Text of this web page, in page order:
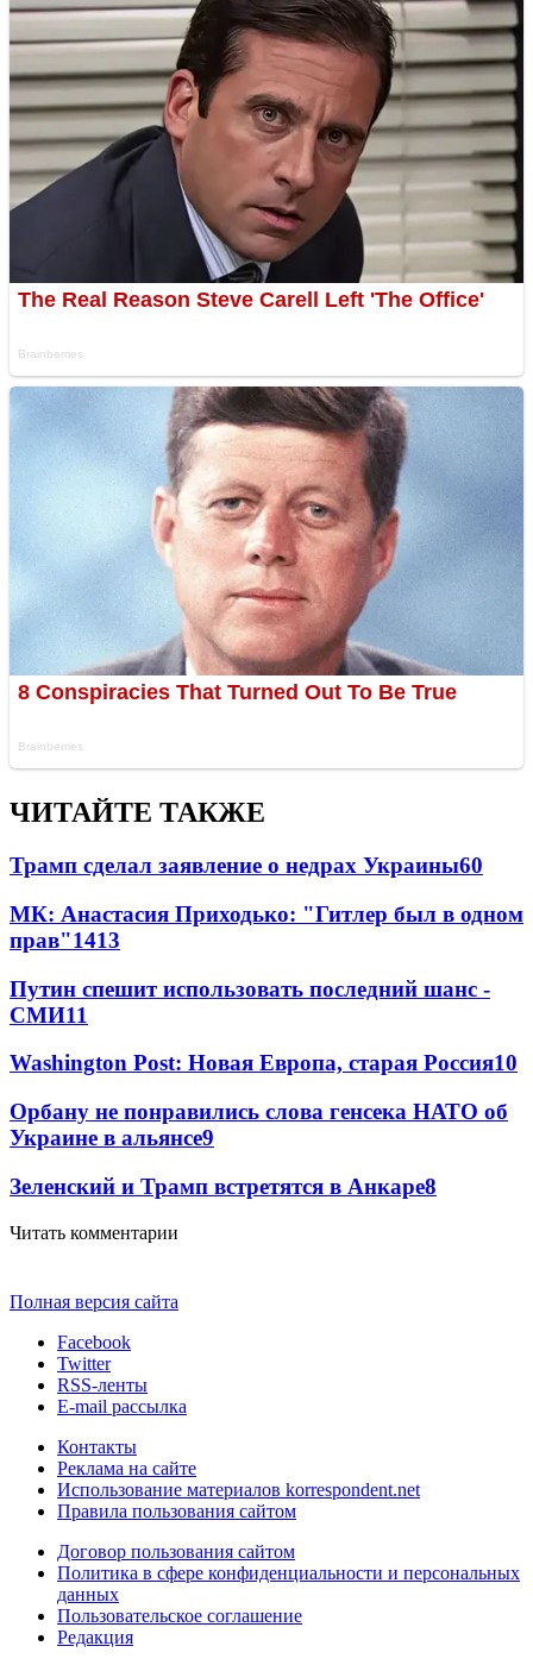
ЧИТАЙТЕ ТАКЖЕ
Трамп сделал заявление о недрах Украины60
МК: Анастасия Приходько: "Гитлер был в одном
прав"1413
Путин спешит использовать последний шанс -
СМИ11
Washington Post: Новая Европа, старая Россия10
Орбану не понравились слова генсека НАТО об
Украине в альянсе9
Зеленский и Трамп встретятся в Анкаре8
Читать комментарии
Полная версия сайта
Facebook
Twitter
RSS-ленты
E-mail рассылка
Контакты
Реклама на сайте
Использование материалов korrespondent.net
Правила пользования сайтом
Договор пользования сайтом
Политика в сфере конфиденциальности и персональных
данных
Пользовательское соглашение
Редакция